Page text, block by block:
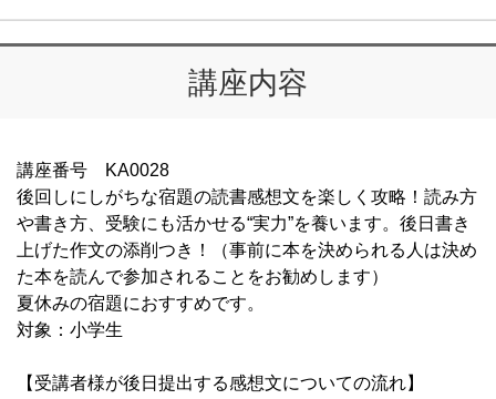
講座内容
講座番号 KA0028
後回しにしがちな宿題の読書感想文を楽しく攻略！読み方
や書き方、受験にも活かせる“実力”を養います。後日書き
上げた作文の添削つき！（事前に本を決められる人は決め
た本を読んで参加されることをお勧めします）
夏休みの宿題におすすめです。
対象：小学生
【受講者様が後日提出する感想文についての流れ】